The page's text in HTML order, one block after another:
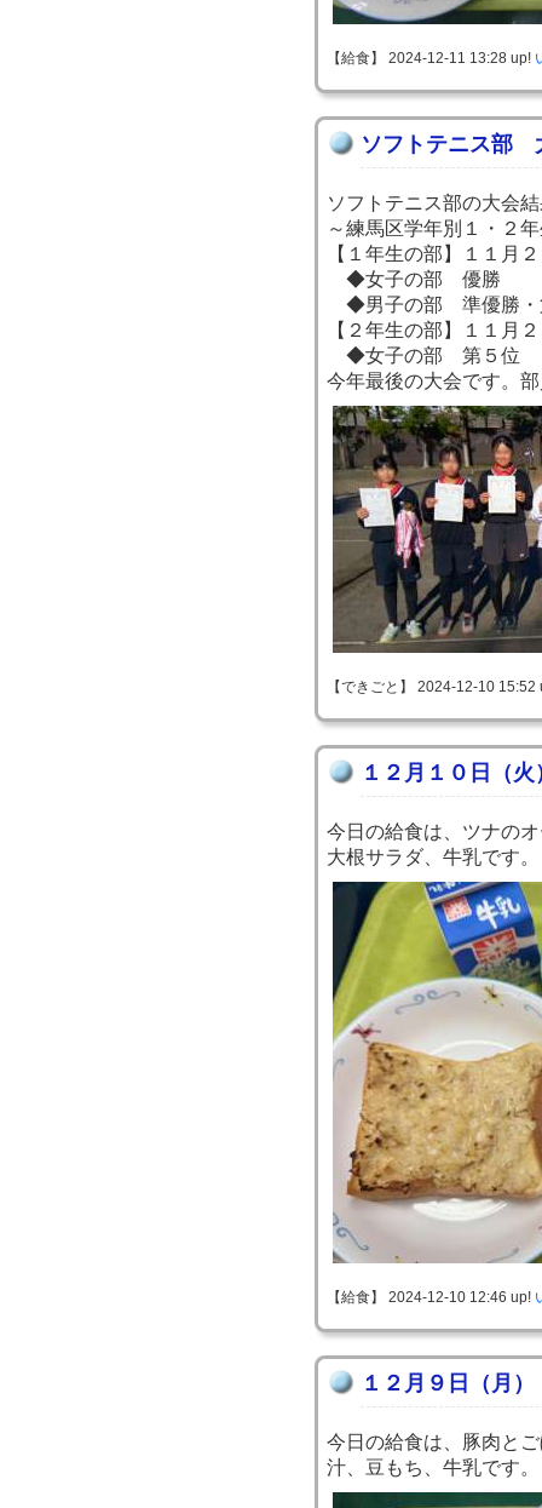
【給食】 2024-12-11 13:28 up!
ソフトテニス部
ソフトテニス部の大会
～練馬区学年別１・２
【１年生の部】１１月
◆女子の部 優勝
◆男子の部 準優勝・
【２年生の部】１１月
◆女子の部 第５位
今年最後の大会です。
【できごと】 2024-12-10
１２月１０日（火
今日の給食は、ツナの
大根サラダ、牛乳です。
【給食】 2024-12-10 12:46 up!
１２月９日（月）
今日の給食は、豚肉と
汁、豆もち、牛乳です。